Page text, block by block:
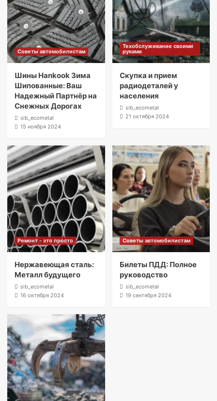
Советы автомобилистам
Шины Hankook Зима
Шипованные: Ваш
Надежный Партнёр на
Снежных Дорогах
sib_ecometal
15 ноября 2024
Техобслуживание своими
руками
Скупка и прием
радиодеталей у
населения
sib_ecometal
21 октября 2024
Ремонт - это просто
Нержавеющая сталь:
Металл будущего
sib_ecometal
16 октября 2024
Советы автомобилистам
Билеты ПДД: Полное
руководство
sib_ecometal
19 сентября 2024